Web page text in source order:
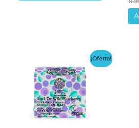
¡Oferta!